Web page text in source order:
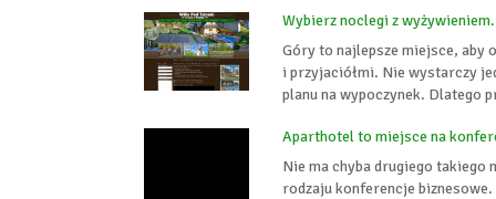
Wybierz noclegi z
Góry to najlepsze miejsce, aby
i przyjaciółmi. Nie wystarczy
planu na wypoczynek. Dlatego
Aparthotel to miejsce na
Nie ma chyba drugiego
rodzaju konferencje